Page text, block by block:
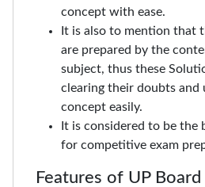
concept with ease.
It is also to mention that
are prepared by the
subject, thus these
clearing their doubts and
concept easily.
It is considered to be the
for competitive exam
Features of UP